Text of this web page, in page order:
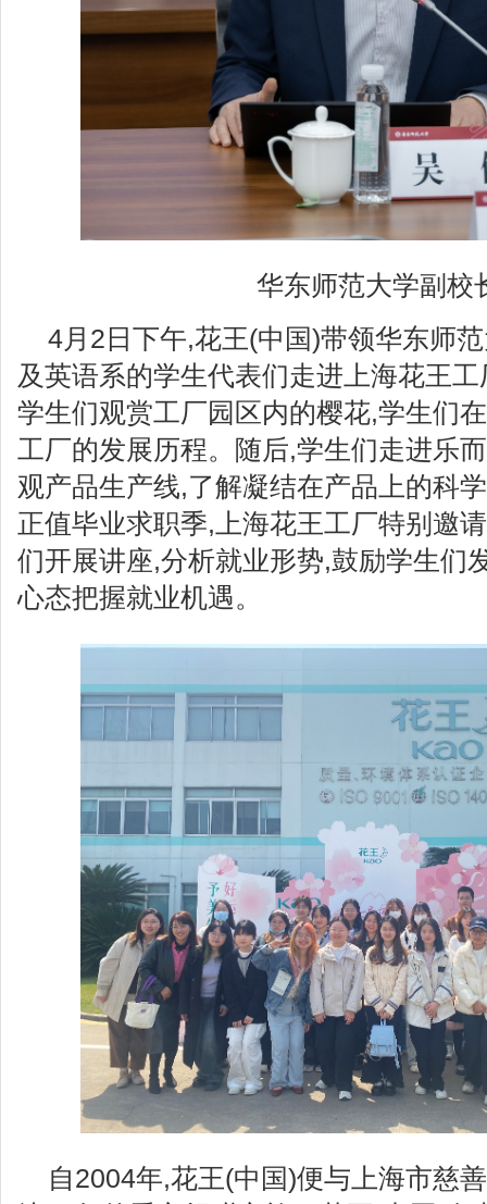
华东师范大学副校
4月2日下午,花王(中国)带领华东师
及英语系的学生代表们走进上海花王
学生们观赏工厂园区内的樱花,学生们
工厂的发展历程。随后,学生们走进乐
观产品生产线,了解凝结在产品上的科
正值毕业求职季,上海花王工厂特别邀
们开展讲座,分析就业形势,鼓励学生们
心态把握就业机遇。
自2004年,花王(中国)便与上海市慈